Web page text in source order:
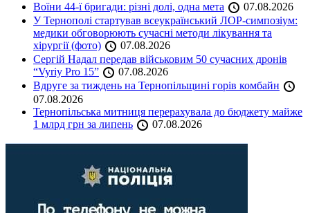
Воїни 44-ї бригади: різні долі, одна мета
07.08.2026
У Тернополі стартував всеукраїнський ЛОР-симпозіум:
медики обговорюють сучасні методи лікування та
хірургії (фото)
07.08.2026
Сергій Надал передав військовим 50 сучасних дронів
“Vyriy Pro 15”
07.08.2026
Вдруге за тиждень на Тернопільщині горів комбайн
07.08.2026
Тернопільська митниця перерахувала до бюджету майже
1 млрд грн за липень
07.08.2026